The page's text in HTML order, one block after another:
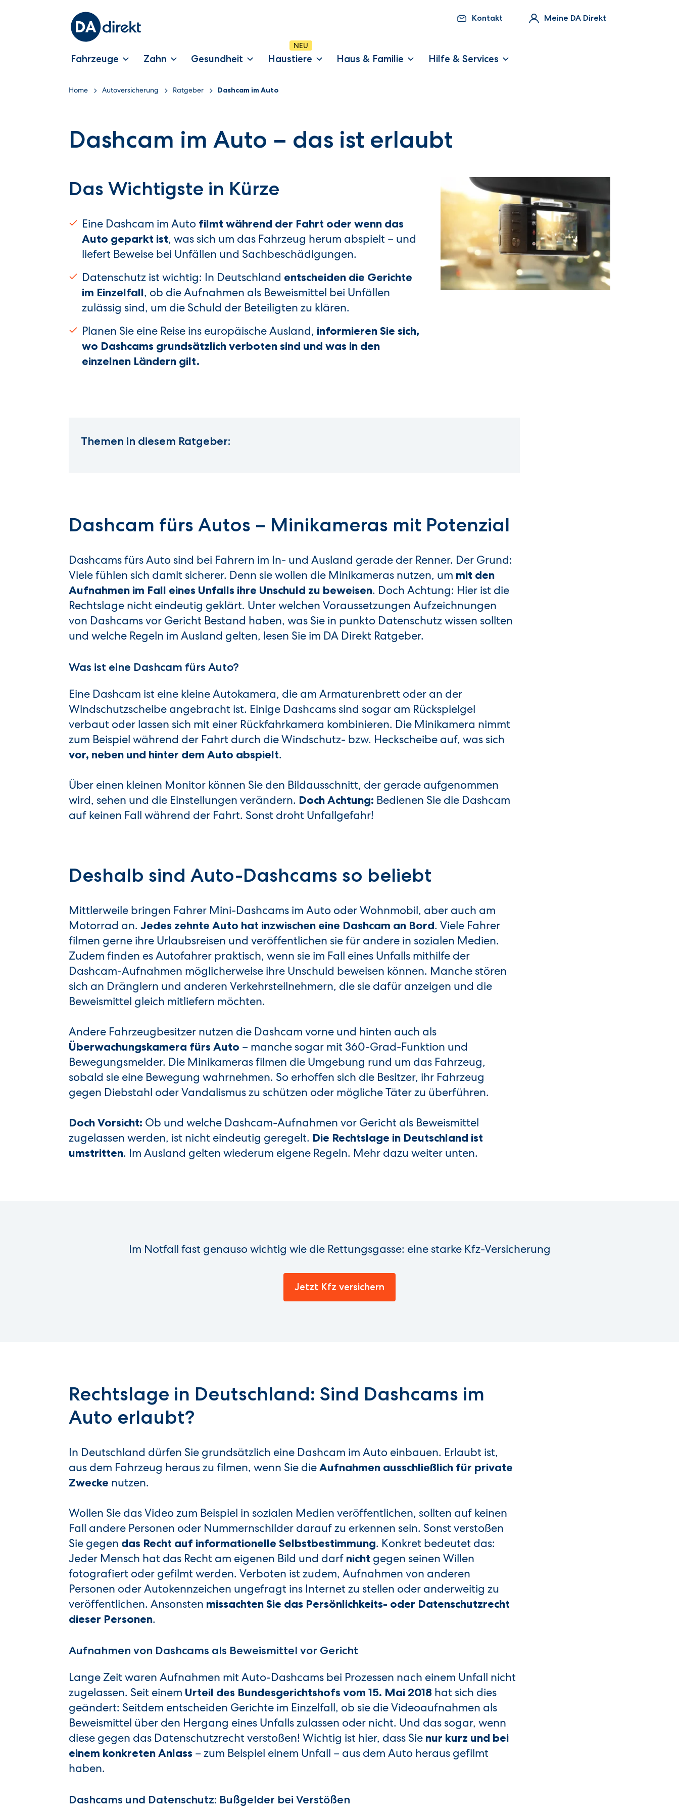
Kontakt Meine DA Direkt
Fahrzeuge Zahn Gesundheit Haustiere Haus & Familie Hilfe & Services
Home Autoversicherung Ratgeber Dashcam im Auto
Dashcam im Auto – das ist erlaubt
Das Wichtigste in Kürze
Eine Dashcam im Auto filmt während der Fahrt oder wenn das
Auto geparkt ist, was sich um das Fahrzeug herum abspielt – und
liefert Beweise bei Unfällen und Sachbeschädigungen.
Datenschutz ist wichtig: In Deutschland entscheiden die Gerichte
im Einzelfall, ob die Aufnahmen als Beweismittel bei Unfällen
zulässig sind, um die Schuld der Beteiligten zu klären.
Planen Sie eine Reise ins europäische Ausland, informieren Sie sich,
wo Dashcams grundsätzlich verboten sind und was in den
einzelnen Ländern gilt.
Themen in diesem Ratgeber:
Dashcam fürs Autos – Minikameras mit Potenzial
Dashcams fürs Auto sind bei Fahrern im In- und Ausland gerade der Renner. Der Grund:
Viele fühlen sich damit sicherer. Denn sie wollen die Minikameras nutzen, um mit den
Aufnahmen im Fall eines Unfalls ihre Unschuld zu beweisen. Doch Achtung: Hier ist die
Rechtslage nicht eindeutig geklärt. Unter welchen Voraussetzungen Aufzeichnungen
von Dashcams vor Gericht Bestand haben, was Sie in punkto Datenschutz wissen sollten
und welche Regeln im Ausland gelten, lesen Sie im DA Direkt Ratgeber.
Was ist eine Dashcam fürs Auto?
Eine Dashcam ist eine kleine Autokamera, die am Armaturenbrett oder an der
Windschutzscheibe angebracht ist. Einige Dashcams sind sogar am Rückspielgel
verbaut oder lassen sich mit einer Rückfahrkamera kombinieren. Die Minikamera nimmt
zum Beispiel während der Fahrt durch die Windschutz- bzw. Heckscheibe auf, was sich
vor, neben und hinter dem Auto abspielt.
Über einen kleinen Monitor können Sie den Bildausschnitt, der gerade aufgenommen
wird, sehen und die Einstellungen verändern. Doch Achtung: Bedienen Sie die Dashcam
auf keinen Fall während der Fahrt. Sonst droht Unfallgefahr!
Deshalb sind Auto-Dashcams so beliebt
Mittlerweile bringen Fahrer Mini-Dashcams im Auto oder Wohnmobil, aber auch am
Motorrad an. Jedes zehnte Auto hat inzwischen eine Dashcam an Bord. Viele Fahrer
filmen gerne ihre Urlaubsreisen und veröffentlichen sie für andere in sozialen Medien.
Zudem finden es Autofahrer praktisch, wenn sie im Fall eines Unfalls mithilfe der
Dashcam-Aufnahmen möglicherweise ihre Unschuld beweisen können. Manche stören
sich an Dränglern und anderen Verkehrsteilnehmern, die sie dafür anzeigen und die
Beweismittel gleich mitliefern möchten.
Andere Fahrzeugbesitzer nutzen die Dashcam vorne und hinten auch als
Überwachungskamera fürs Auto – manche sogar mit 360-Grad-Funktion und
Bewegungsmelder. Die Minikameras filmen die Umgebung rund um das Fahrzeug,
sobald sie eine Bewegung wahrnehmen. So erhoffen sich die Besitzer, ihr Fahrzeug
gegen Diebstahl oder Vandalismus zu schützen oder mögliche Täter zu überführen.
Doch Vorsicht: Ob und welche Dashcam-Aufnahmen vor Gericht als Beweismittel
zugelassen werden, ist nicht eindeutig geregelt. Die Rechtslage in Deutschland ist
umstritten. Im Ausland gelten wiederum eigene Regeln. Mehr dazu weiter unten.
Im Notfall fast genauso wichtig wie die Rettungsgasse: eine starke Kfz-Versicherung
Jetzt Kfz versichern
Rechtslage in Deutschland: Sind Dashcams im
Auto erlaubt?
In Deutschland dürfen Sie grundsätzlich eine Dashcam im Auto einbauen. Erlaubt ist,
aus dem Fahrzeug heraus zu filmen, wenn Sie dieAufnahmen ausschließlich für private
Zwecke nutzen.
Wollen Sie das Video zum Beispiel in sozialen Medien veröffentlichen, sollten auf keinen
Fall andere Personen oder Nummernschilder darauf zu erkennen sein. Sonst verstoßen
Sie gegen das Recht auf informationelle Selbstbestimmung. Konkret bedeutet das:
Jeder Mensch hat das Recht am eigenen Bild und darf nicht gegen seinen Willen
fotografiert oder gefilmt werden. Verboten ist zudem, Aufnahmen von anderen
Personen oder Autokennzeichen ungefragt ins Internet zu stellen oder anderweitig zu
veröffentlichen. Ansonsten missachten Sie das Persönlichkeits- oder Datenschutzrecht
dieser Personen.
Aufnahmen von Dashcams als Beweismittel vor Gericht
Lange Zeit waren Aufnahmen mit Auto-Dashcams bei Prozessen nach einem Unfall nicht
zugelassen. Seit einem Urteil des Bundesgerichtshofs vom 15. Mai 2018 hat sich dies
geändert: Seitdem entscheiden Gerichte im Einzelfall, ob sie die Videoaufnahmen als
Beweismittel über den Hergang eines Unfalls zulassen oder nicht. Und das sogar, wenn
diese gegen das Datenschutzrecht verstoßen! Wichtig ist hier, dass Sie nur kurz und bei
einem konkreten Anlass – zum Beispiel einem Unfall – aus dem Auto heraus gefilmt
haben.
Dashcams und Datenschutz: Bußgelder bei Verstößen